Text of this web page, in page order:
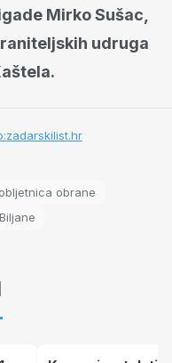
Mirko Sušac,
udruga
obrane